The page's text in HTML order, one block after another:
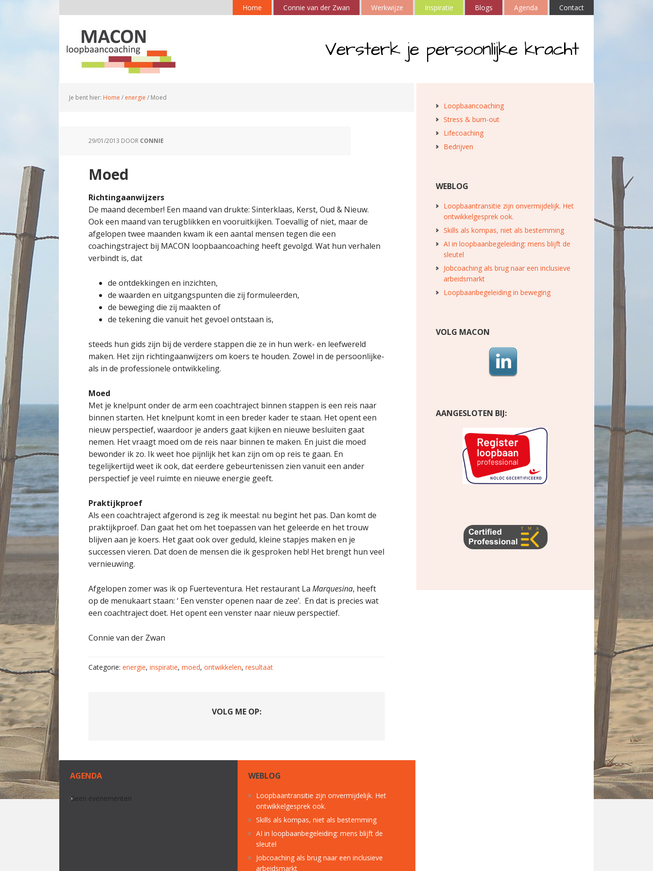
Home Connie van der Zwan Werkwijze Inspiratie Blogs Agenda Contact
Versterk je persoonlijke kracht
Je bent hier: Home / energie / Moed
29/01/2013 DOOR CONNIE
Moed
Richtingaanwijzers
De maand december! Een maand van drukte: Sinterklaas, Kerst, Oud & Nieuw.
Ook een maand van terugblikken en vooruitkijken. Toevallig of niet, maar de
afgelopen twee maanden kwam ik een aantal mensen tegen die een
coachingstraject bij MACON loopbaancoaching heeft gevolgd. Wat hun verhalen
verbindt is, dat
de ontdekkingen en inzichten,
de waarden en uitgangspunten die zij formuleerden,
de beweging die zij maakten of
de tekening die vanuit het gevoel ontstaan is,
steeds hun gids zijn bij de verdere stappen die ze in hun werk- en leefwereld
maken. Het zijn richtingaanwijzers om koers te houden. Zowel in de persoonlijke-
als in de professionele ontwikkeling.
Moed
Met je knelpunt onder de arm een coachtraject binnen stappen is een reis naar
binnen starten. Het knelpunt komt in een breder kader te staan. Het opent een
nieuw perspectief, waardoor je anders gaat kijken en nieuwe besluiten gaat
nemen. Het vraagt moed om de reis naar binnen te maken. En juist die moed
bewonder ik zo. Ik weet hoe pijnlijk het kan zijn om op reis te gaan. En
tegelijkertijd weet ik ook, dat eerdere gebeurtenissen zien vanuit een ander
perspectief je veel ruimte en nieuwe energie geeft.
Praktijkproef
Als een coachtraject afgerond is zeg ik meestal: nu begint het pas. Dan komt de
praktijkproef. Dan gaat het om het toepassen van het geleerde en het trouw
blijven aan je koers. Het gaat ook over geduld, kleine stapjes maken en je
successen vieren. Dat doen de mensen die ik gesproken heb! Het brengt hun veel
vernieuwing.
Afgelopen zomer was ik op Fuerteventura. Het restaurant La Marquesina, heeft
op de menukaart staan: ‘ Een venster openen naar de zee’. En dat is precies wat
een coachtraject doet. Het opent een venster naar nieuw perspectief.
Connie van der Zwan
Categorie: energie, inspiratie, moed, ontwikkelen, resultaat
VOLG ME OP:
Loopbaancoaching
Stress & burn-out
Lifecoaching
Bedrijven
WEBLOG
Loopbaantransitie zijn onvermijdelijk. Het
ontwikkelgesprek ook.
Skills als kompas, niet als bestemming
AI in loopbaanbegeleiding: mens blijft de
sleutel
Jobcoaching als brug naar een inclusieve
arbeidsmarkt
Loopbaanbegeleiding in beweging
VOLG MACON
AANGESLOTEN BIJ:
AGENDA
Geen evenementen
WEBLOG
Loopbaantransitie zijn onvermijdelijk. Het
ontwikkelgesprek ook.
Skills als kompas, niet als bestemming
AI in loopbaanbegeleiding: mens blijft de
sleutel
Jobcoaching als brug naar een inclusieve
arbeidsmarkt